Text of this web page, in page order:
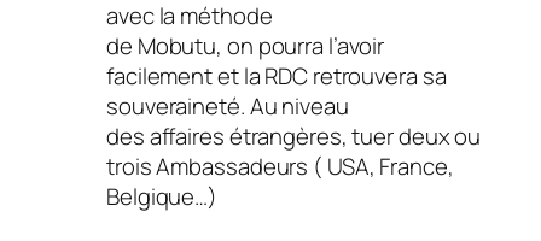
avec la méthode
de Mobutu, on pourra l’avoir
facilement et la RDC retrouvera sa
souveraineté. Au niveau
des affaires étrangères, tuer deux ou
trois Ambassadeurs ( USA, France,
Belgique…)